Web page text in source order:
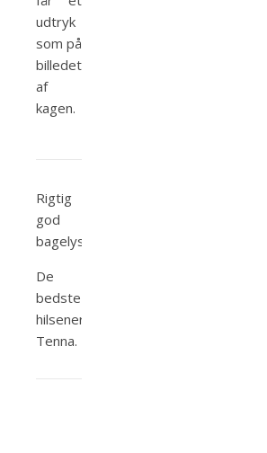
udtryk
som på
billedet
af
kagen.
Rigtig
god
bagelyst.
De
bedste
hilsener
Tenna.